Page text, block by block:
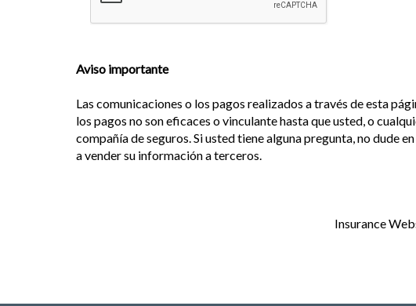
Aviso importante
Las comunicaciones o los pagos realizados a través de esta
los pagos no son eficaces o vinculante hasta que usted, o
compañía de seguros. Si usted tiene alguna pregunta, no dude en
a vender su información a terceros.
Insurance